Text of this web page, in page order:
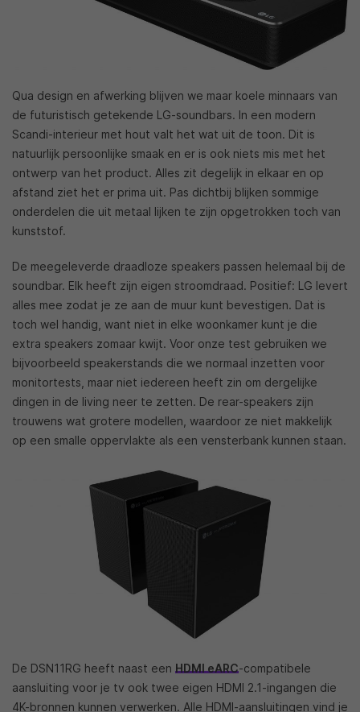
Qua design en afwerking blijven we maar koele minnaars van
de futuristisch getekende LG-soundbars. In een modern
Scandi-interieur met hout valt het wat uit de toon. Dit is
natuurlijk persoonlijke smaak en er is ook niets mis met het
ontwerp van het product. Alles zit degelijk in elkaar en op
afstand ziet het er prima uit. Pas dichtbij blijken sommige
onderdelen die uit metaal lijken te zijn opgetrokken toch van
kunststof.
De meegeleverde draadloze speakers passen helemaal bij de
soundbar. Elk heeft zijn eigen stroomdraad. Positief: LG levert
alles mee zodat je ze aan de muur kunt bevestigen. Dat is
toch wel handig, want niet in elke woonkamer kunt je die
extra speakers zomaar kwijt. Voor onze test gebruiken we
bijvoorbeeld speakerstands die we normaal inzetten voor
monitortests, maar niet iedereen heeft zin om dergelijke
dingen in de living neer te zetten. De rear-speakers zijn
trouwens wat grotere modellen, waardoor ze niet makkelijk
op een smalle oppervlakte als een vensterbank kunnen staan.
De DSN11RG heeft naast een HDMI eARC-compatibele
aansluiting voor je tv ook twee eigen HDMI 2.1-ingangen die
4K-bronnen kunnen verwerken. Alle HDMI-aansluitingen vind je